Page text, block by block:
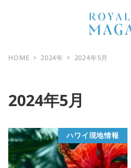
HOME 2024年 2024年5月
2024年5月
ハワイ現地情報